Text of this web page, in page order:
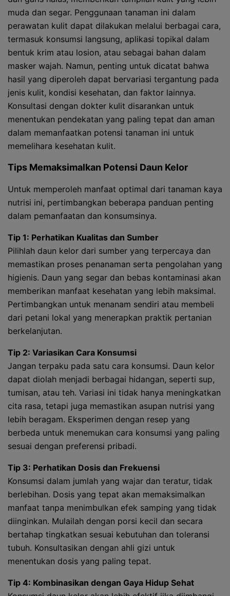
muda dan segar. Penggunaan tanaman ini dalam
perawatan kulit dapat dilakukan melalui berbagai cara,
termasuk konsumsi langsung, aplikasi topikal dalam
bentuk krim atau losion, atau sebagai bahan dalam
masker wajah. Namun, penting untuk dicatat bahwa
hasil yang diperoleh dapat bervariasi tergantung pada
jenis kulit, kondisi kesehatan, dan faktor lainnya.
Konsultasi dengan dokter kulit disarankan untuk
menentukan pendekatan yang paling tepat dan aman
dalam memanfaatkan potensi tanaman ini untuk
memelihara kesehatan kulit.
Tips Memaksimalkan Potensi Daun Kelor
Untuk memperoleh manfaat optimal dari tanaman kaya
nutrisi ini, pertimbangkan beberapa panduan penting
dalam pemanfaatan dan konsumsinya.
Tip 1: Perhatikan Kualitas dan Sumber
Pilihlah daun kelor dari sumber yang terpercaya dan
memastikan proses penanaman serta pengolahan yang
higienis. Daun yang segar dan bebas kontaminasi akan
memberikan manfaat kesehatan yang lebih maksimal.
Pertimbangkan untuk menanam sendiri atau membeli
dari petani lokal yang menerapkan praktik pertanian
berkelanjutan.
Tip 2: Variasikan Cara Konsumsi
Jangan terpaku pada satu cara konsumsi. Daun kelor
dapat diolah menjadi berbagai hidangan, seperti sup,
tumisan, atau teh. Variasi ini tidak hanya meningkatkan
cita rasa, tetapi juga memastikan asupan nutrisi yang
lebih beragam. Eksperimen dengan resep yang
berbeda untuk menemukan cara konsumsi yang paling
sesuai dengan preferensi pribadi.
Tip 3: Perhatikan Dosis dan Frekuensi
Konsumsi dalam jumlah yang wajar dan teratur, tidak
berlebihan. Dosis yang tepat akan memaksimalkan
manfaat tanpa menimbulkan efek samping yang tidak
diinginkan. Mulailah dengan porsi kecil dan secara
bertahap tingkatkan sesuai kebutuhan dan toleransi
tubuh. Konsultasikan dengan ahli gizi untuk
menentukan dosis yang paling tepat.
Tip 4: Kombinasikan dengan Gaya Hidup Sehat